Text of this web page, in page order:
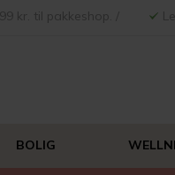
BOLIG